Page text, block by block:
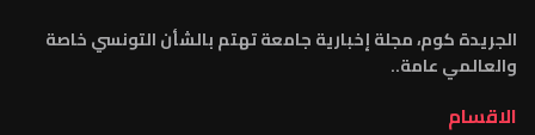
الجريدة كوم، مجلة إخبارية جامعة تهتم بالشأن التونسي خاصة
والعالمي عامة..
الاقسام